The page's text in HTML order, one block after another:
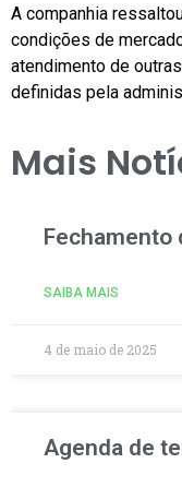
A companhia
condições de
atendimento de
definidas pela
Mais
Fechamento
SAIBA MAIS
4 de maio de 2025
Agenda de